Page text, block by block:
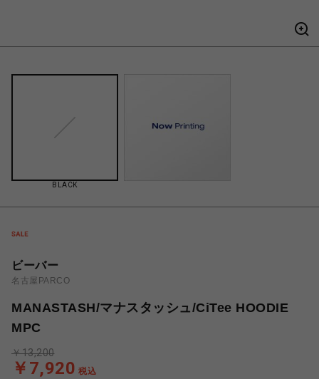
BLACK
ビーバー
名古屋PARCO
MANASTASH/マナスタッシュ/CiTee HOODIE
MPC
￥7,920 税込
￥13,200